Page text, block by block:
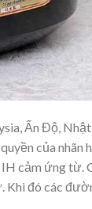
Ấn Độ,
của nhãn
cảm ứng từ.
đó các